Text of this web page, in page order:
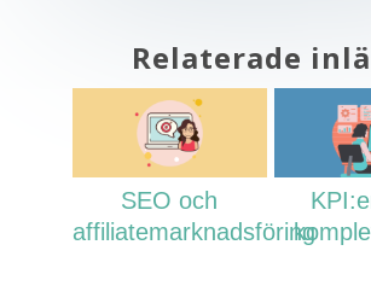
Relaterade
SEO och
affiliatemarknadsföring